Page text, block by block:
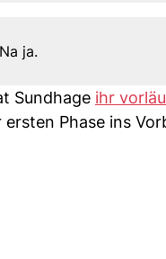
Na ja.
Sundhage ihr
Phase ins